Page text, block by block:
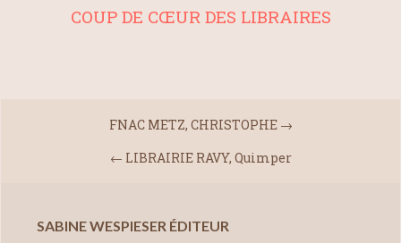
COUP DE CŒUR DES LIBRAIRES
FNAC METZ, CHRISTOPHE→
← LIBRAIRIE RAVY, Quimper
SABINE WESPIESER ÉDITEUR